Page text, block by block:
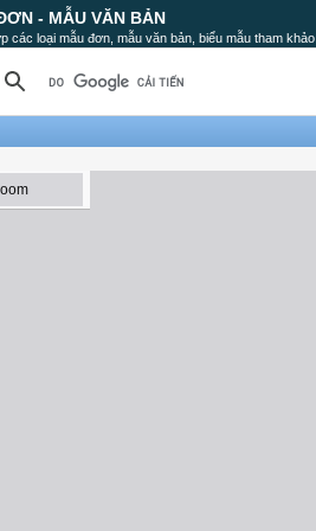
- MẪU VĂN BẢN
các loại mẫu đơn, mẫu văn bản, biểu mẫu tham khảo